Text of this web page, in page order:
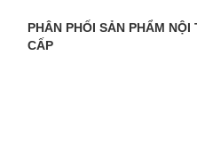
PHÂN PHỐI SẢN PHẨM
CẤP